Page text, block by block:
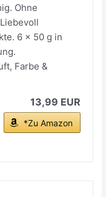
Ohne
6 x 50 g in
Farbe &
13,99 EUR
*Zu Amazon